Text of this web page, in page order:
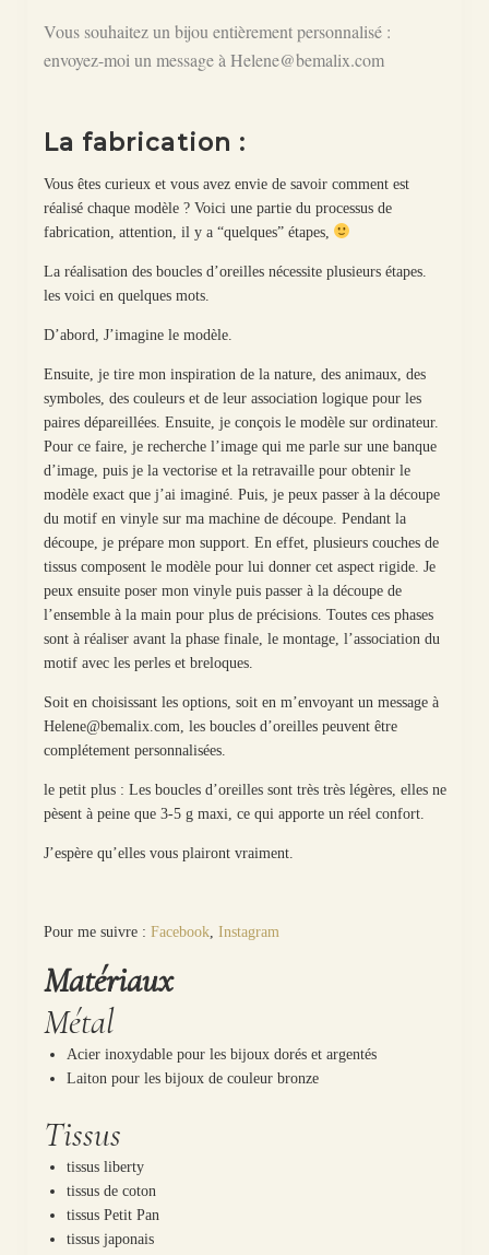
Vous souhaitez un bijou entièrement personnalisé :
envoyez-moi un message à Helene@bemalix.com
La fabrication :
Vous êtes curieux et vous avez envie de savoir comment est
réalisé chaque modèle ? Voici une partie du processus de
fabrication, attention, il y a “quelques” étapes,
La réalisation des boucles d’oreilles nécessite plusieurs étapes.
les voici en quelques mots.
D’abord, J’imagine le modèle.
Ensuite, je tire mon inspiration de la nature, des animaux, des
symboles, des couleurs et de leur association logique pour les
paires dépareillées. Ensuite, je conçois le modèle sur ordinateur.
Pour ce faire, je recherche l’image qui me parle sur une banque
d’image, puis je la vectorise et la retravaille pour obtenir le
modèle exact que j’ai imaginé. Puis, je peux passer à la découpe
du motif en vinyle sur ma machine de découpe. Pendant la
découpe, je prépare mon support. En effet, plusieurs couches de
tissus composent le modèle pour lui donner cet aspect rigide. Je
peux ensuite poser mon vinyle puis passer à la découpe de
l’ensemble à la main pour plus de précisions. Toutes ces phases
sont à réaliser avant la phase finale, le montage, l’association du
motif avec les perles et breloques.
Soit en choisissant les options, soit en m’envoyant un message à
Helene@bemalix.com, les boucles d’oreilles peuvent être
complétement personnalisées.
le petit plus : Les boucles d’oreilles sont très très légères, elles ne
pèsent à peine que 3-5 g maxi, ce qui apporte un réel confort.
J’espère qu’elles vous plairont vraiment.
Pour me suivre : Facebook, Instagram
Matériaux
Métal
Acier inoxydable pour les bijoux dorés et argentés
Laiton pour les bijoux de couleur bronze
Tissus
tissus liberty
tissus de coton
tissus Petit Pan
tissus japonais